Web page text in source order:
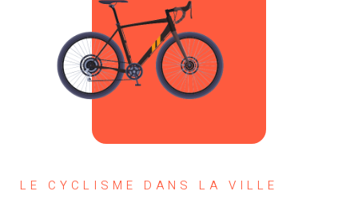
LE CYCLISME DANS LA VILLE